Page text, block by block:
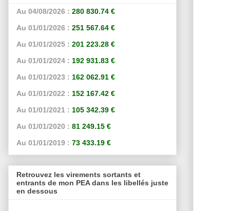
Au 04/08/2026 : 280 830.74 €
Au 01/01/2026 : 251 567.64 €
Au 01/01/2025 : 201 223.28 €
Au 01/01/2024 : 192 931.83 €
Au 01/01/2023 : 162 062.91 €
Au 01/01/2022 : 152 167.42 €
Au 01/01/2021 : 105 342.39 €
Au 01/01/2020 : 81 249.15 €
Au 01/01/2019 : 73 433.19 €
Retrouvez les virements sortants et
entrants de mon PEA dans les libellés juste
en dessous